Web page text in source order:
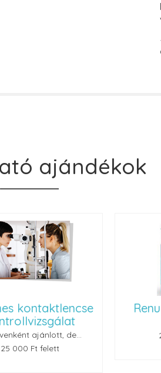
ajándékok
Multiplus 60ml
25 000 Ft felett